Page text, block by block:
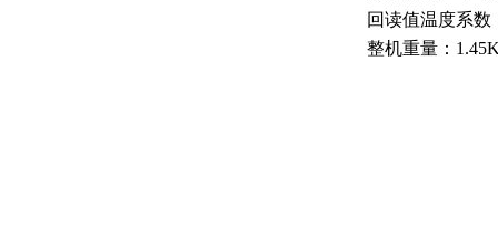
回读值温度系数
整机重量：